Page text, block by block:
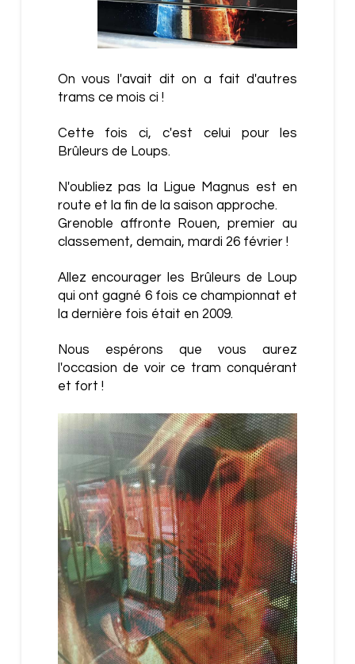
On vous l'avait dit on a fait d'autres
trams ce mois ci !
Cette fois ci, c'est celui pour les
Brûleurs de Loups.
N'oubliez pas la Ligue Magnus est en
route et la fin de la saison approche.
Grenoble affronte Rouen, premier au
classement, demain, mardi 26 février !
Allez encourager les Brûleurs de Loup
qui ont gagné 6 fois ce championnat et
la dernière fois était en 2009.
Nous espérons que vous aurez
l'occasion de voir ce tram conquérant
et fort !